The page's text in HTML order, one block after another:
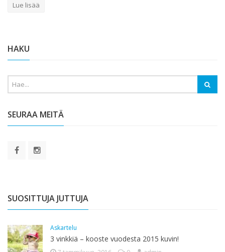
Lue lisää
HAKU
SEURAA MEITÄ
SUOSITTUJA JUTTUJA
Askartelu
3 vinkkiä – kooste vuodesta 2015 kuvin!